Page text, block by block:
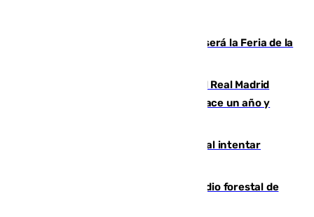
Talleres, escape room y música: así será la Feria de la
El fichaje más caro de la historia del Real Madrid
costaba 105 millones de euros menos hace un año y
Ceuta suma 82 fallecidos en el mar al intentar
Huelva eleva a emergencia el incendio forestal de